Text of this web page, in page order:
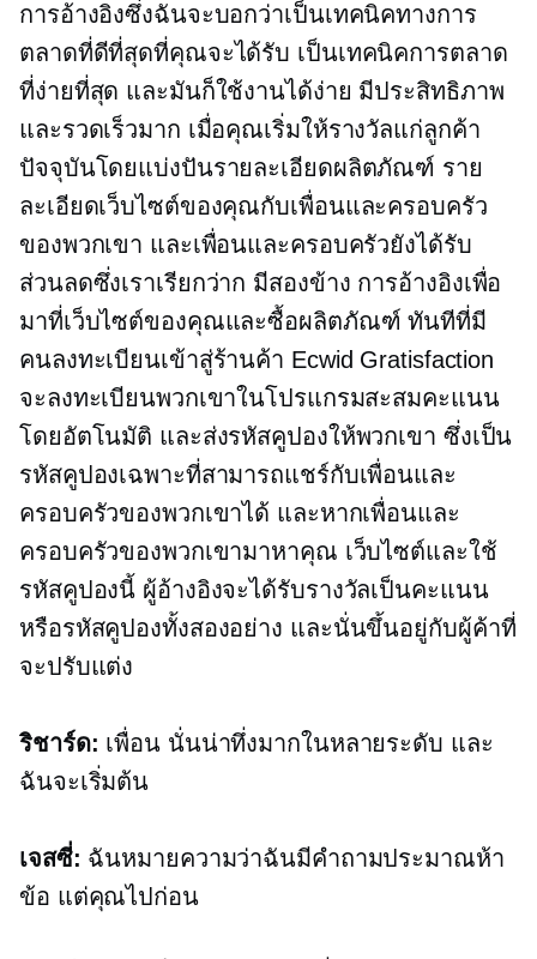
การอ้างอิงซึ่งฉันจะบอกว่าเป็นเทคนิคทางการ
ตลาดที่ดีที่สุดที่คุณจะได้รับ เป็นเทคนิคการตลาด
ที่ง่ายที่สุด และมันก็ใช้งานได้ง่าย มีประสิทธิภาพ
และรวดเร็วมาก เมื่อคุณเริ่มให้รางวัลแก่ลูกค้า
ปัจจุบันโดยแบ่งปันรายละเอียดผลิตภัณฑ์ ราย
ละเอียดเว็บไซต์ของคุณกับเพื่อนและครอบครัว
ของพวกเขา และเพื่อนและครอบครัวยังได้รับ
ส่วนลดซึ่งเราเรียกว่าก มีสองข้าง การอ้างอิงเพื่อ
มาที่เว็บไซต์ของคุณและซื้อผลิตภัณฑ์ ทันทีที่มี
คนลงทะเบียนเข้าสู่ร้านค้า Ecwid Gratisfaction
จะลงทะเบียนพวกเขาในโปรแกรมสะสมคะแนน
โดยอัตโนมัติ และส่งรหัสคูปองให้พวกเขา ซึ่งเป็น
รหัสคูปองเฉพาะที่สามารถแชร์กับเพื่อนและ
ครอบครัวของพวกเขาได้ และหากเพื่อนและ
ครอบครัวของพวกเขามาหาคุณ เว็บไซต์และใช้
รหัสคูปองนี้ ผู้อ้างอิงจะได้รับรางวัลเป็นคะแนน
หรือรหัสคูปองทั้งสองอย่าง และนั่นขึ้นอยู่กับผู้ค้าที่
จะปรับแต่ง
ริชาร์ด: เพื่อน นั่นน่าทึ่งมากในหลายระดับ และ
ฉันจะเริ่มต้น
เจสซี่: ฉันหมายความว่าฉันมีคำถามประมาณห้า
ข้อ แต่คุณไปก่อน